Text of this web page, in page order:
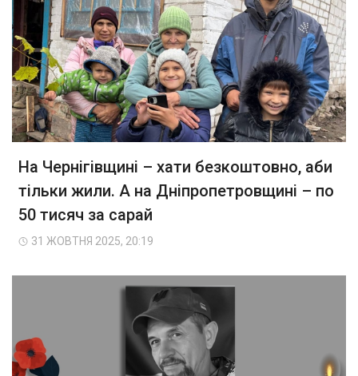
На Чернігівщині – хати безкоштовно, аби
тільки жили. А на Дніпропетровщині – по
50 тисяч за сарай
31 ЖОВТНЯ 2025, 20:19